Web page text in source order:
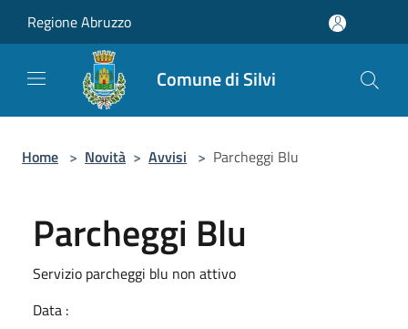
Regione Abruzzo
Comune di Silvi
Home > Novità > Avvisi > Parcheggi Blu
Parcheggi Blu
Servizio parcheggi blu non attivo
Data :